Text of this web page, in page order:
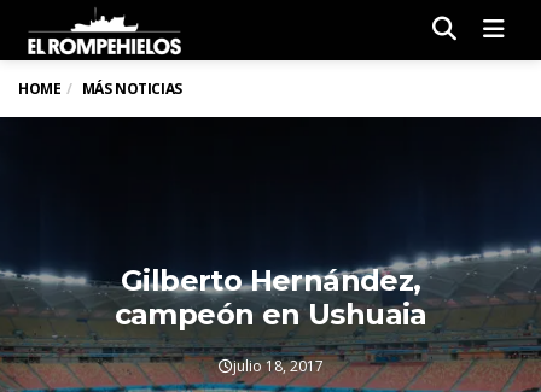
HOME MÁS NOTICIAS
Gilberto Hernández,
campeón en Ushuaia
julio 18, 2017